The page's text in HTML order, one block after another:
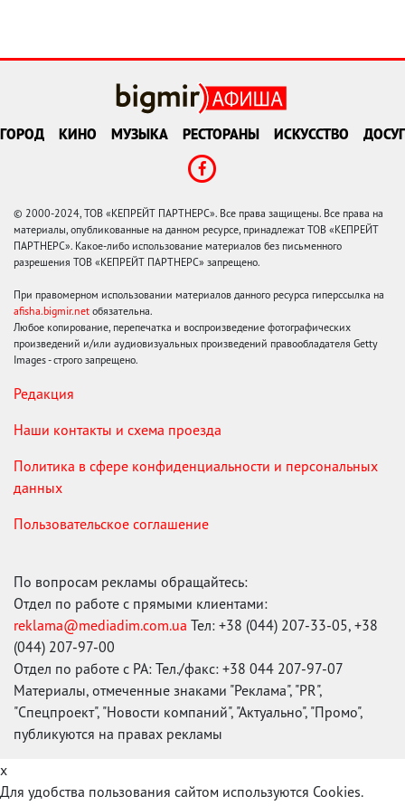
ГОРОД КИНО МУЗЫКА РЕСТОРАНЫ ИСКУССТВО ДОСУГ
© 2000-2024, ТОВ «КЕПРЕЙТ ПАРТНЕРС». Все права защищены. Все права на
материалы, опубликованные на данном ресурсе, принадлежат ТОВ «КЕПРЕЙТ
ПАРТНЕРС». Какое-либо использование материалов без письменного
разрешения ТОВ «КЕПРЕЙТ ПАРТНЕРС» запрещено.
При правомерном использовании материалов данного ресурса гиперссылка на
afisha.bigmir.net обязательна.
Любое копирование, перепечатка и воспроизведение фотографических
произведений и/или аудиовизуальных произведений правообладателя Getty
Images - строго запрещено.
Редакция
Наши контакты и схема проезда
Политика в сфере конфиденциальности и персональных
данных
Пользовательское соглашение
По вопросам рекламы обращайтесь:
Отдел по работе с прямыми клиентами:
reklama@mediadim.com.ua Тел: +38 (044) 207-33-05, +38
(044) 207-97-00
Отдел по работе с РА: Тел./факс: +38 044 207-97-07
Материалы, отмеченные знаками "Реклама", "PR",
"Спецпроект", "Новости компаний", "Актуально", "Промо",
публикуются на правах рекламы
x
Для удобства пользования сайтом используются Cookies.